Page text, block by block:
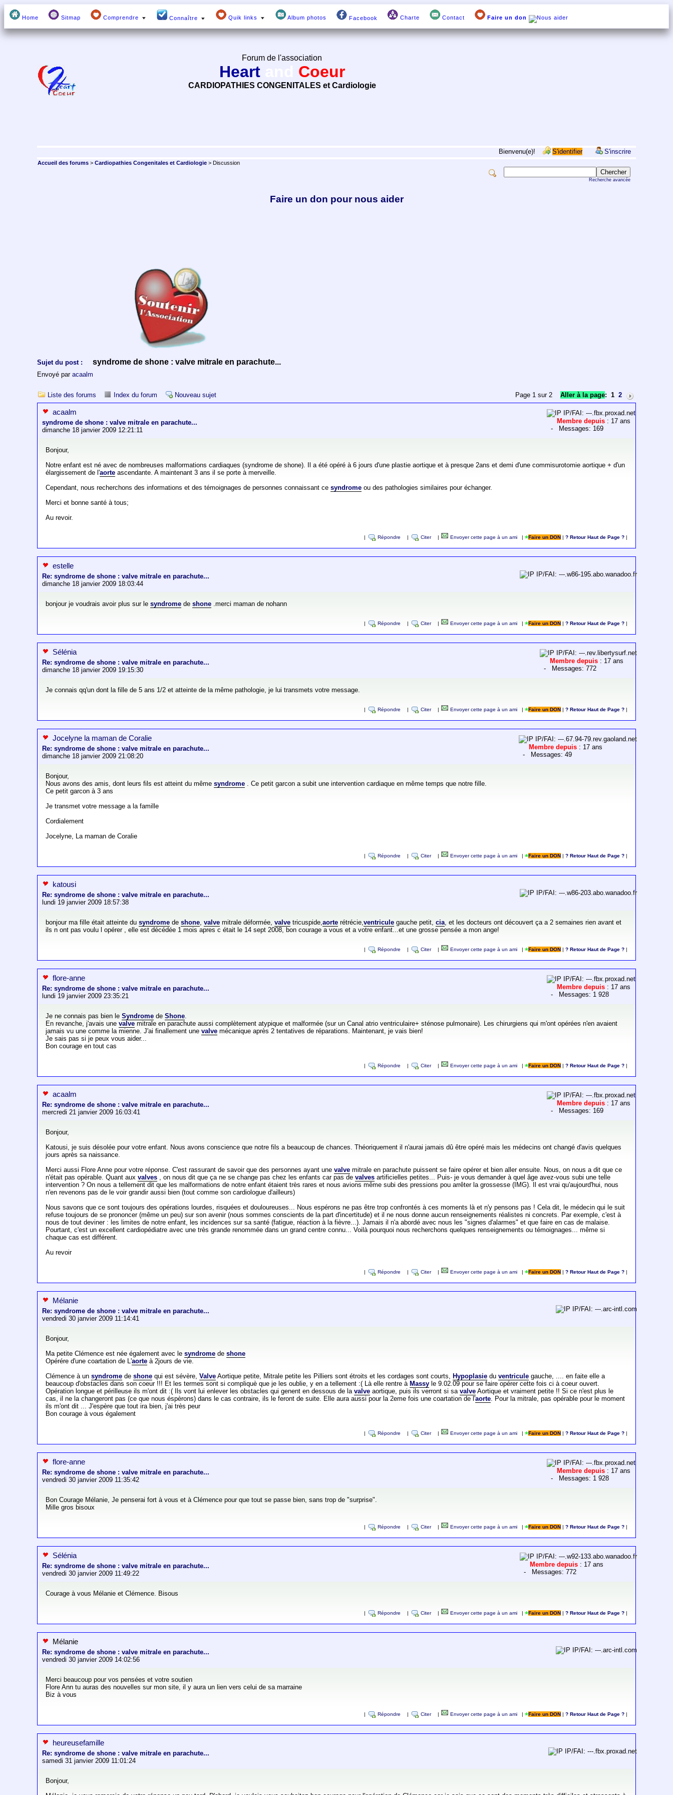
Home Sitmap Comprendre Connaître Quik links Album photos Facebook Charte Contact Faire un don
Forum de l'association
Heart Coeur
CARDIOPATHIES CONGENITALES et Cardiologie
Bienvenu(e)! S'identifier S'inscrire
Accueil des forums >Cardiopathies Congenitales et Cardiologie > Discussion
Recherche avancée
Faire un don pour nous aider
Sujet du post : syndrome de shone : valve mitrale en parachute...
Envoyé paracaalm
Liste des forums Index du forum Nouveau sujet Page 1 sur 2 Aller à la page: 1 2
acaalm
syndrome de shone : valve mitrale en parachute...
dimanche 18 janvier 2009 12:21:11
IP/FAI: ---.fbx.proxad.net
Membre depuis : 17 ans
- Messages: 169
Bonjour,
Notre enfant est né avec de nombreuses malformations cardiaques (syndrome de shone). Il a été opéré à 6 jours d'une plastie aortique et à presque 2ans et demi d'une commisurotomie aortique + d'un
élargissement de l'aorte ascendante. A maintenant 3 ans il se porte à merveille.
Cependant, nous recherchons des informations et des témoignages de personnes connaissant cesyndrome ou des pathologies similaires pour échanger.
Merci et bonne santé à tous;
Au revoir.
Répondre Citer Envoyer cette page à un ami| Faire un DON ? Retour Haut de Page ?|
estelle
Re: syndrome de shone : valve mitrale en parachute...
dimanche 18 janvier 2009 18:03:44
IP/FAI: ---.w86-195.abo.wanadoo.fr
bonjour je voudrais avoir plus sur lesyndrome deshone .merci maman de nohann
Répondre Citer Envoyer cette page à un ami| Faire un DON ? Retour Haut de Page ?|
Sélénia
Re: syndrome de shone : valve mitrale en parachute...
dimanche 18 janvier 2009 19:15:30
IP/FAI: ---.rev.libertysurf.net
Membre depuis : 17 ans
- Messages: 772
Je connais qq'un dont la fille de 5 ans 1/2 et atteinte de la même pathologie, je lui transmets votre message.
Répondre Citer Envoyer cette page à un ami| Faire un DON ? Retour Haut de Page ?|
Jocelyne la maman de Coralie
Re: syndrome de shone : valve mitrale en parachute...
dimanche 18 janvier 2009 21:08:20
IP/FAI: ---.67.94-79.rev.gaoland.net
Membre depuis : 17 ans
- Messages: 49
Bonjour,
Nous avons des amis, dont leurs fils est atteint du mêmesyndrome . Ce petit garcon a subit une intervention cardiaque en même temps que notre fille.
Ce petit garcon à 3 ans
Je transmet votre message a la famille
Cordialement
Jocelyne, La maman de Coralie
Répondre Citer Envoyer cette page à un ami| Faire un DON ? Retour Haut de Page ?|
katousi
Re: syndrome de shone : valve mitrale en parachute...
lundi 19 janvier 2009 18:57:38
IP/FAI: ---.w86-203.abo.wanadoo.fr
bonjour ma fille était atteinte dusyndrome deshone,valve mitrale déformée,valve tricuspide,aorte rétrécie,ventricule gauche petit,cia, et les docteurs ont découvert ça a 2 semaines rien avant et
ils n ont pas voulu l opérer , elle est décédée 1 mois apres c était le 14 sept 2008, bon courage a vous et a votre enfant...et une grosse pensée a mon ange!
Répondre Citer Envoyer cette page à un ami| Faire un DON ? Retour Haut de Page ?|
flore-anne
Re: syndrome de shone : valve mitrale en parachute...
lundi 19 janvier 2009 23:35:21
IP/FAI: ---.fbx.proxad.net
Membre depuis : 17 ans
- Messages: 1 928
Je ne connais pas bien leSyndrome deShone.
En revanche, j'avais unevalve mitrale en parachute aussi complètement atypique et malformée (sur un Canal atrio ventriculaire+ sténose pulmonaire). Les chirurgiens qui m'ont opérées n'en avaient
jamais vu une comme la mienne. J'ai finallement unevalve mécanique après 2 tentatives de réparations. Maintenant, je vais bien!
Je sais pas si je peux vous aider...
Bon courage en tout cas
Répondre Citer Envoyer cette page à un ami| Faire un DON ? Retour Haut de Page ?|
acaalm
Re: syndrome de shone : valve mitrale en parachute...
mercredi 21 janvier 2009 16:03:41
IP/FAI: ---.fbx.proxad.net
Membre depuis : 17 ans
- Messages: 169
Bonjour,
Katousi, je suis désolée pour votre enfant. Nous avons conscience que notre fils a beaucoup de chances. Théoriquement il n'aurai jamais dû être opéré mais les médecins ont changé d'avis quelques
jours après sa naissance.
Merci aussi Flore Anne pour votre réponse. C'est rassurant de savoir que des personnes ayant unevalve mitrale en parachute puissent se faire opérer et bien aller ensuite. Nous, on nous a dit que ce
n'était pas opérable. Quant auxvalves , on nous dit que ça ne se change pas chez les enfants car pas devalves artificielles petites... Puis- je vous demander à quel âge avez-vous subi une telle
intervention ? On nous a tellement dit que les malformations de notre enfant étaient très rares et nous avions même subi des pressions pou arrêter la grossesse (IMG). Il est vrai qu'aujourd'hui, nous
n'en revenons pas de le voir grandir aussi bien (tout comme son cardiologue d'ailleurs)
Nous savons que ce sont toujours des opérations lourdes, risquées et douloureuses... Nous espérons ne pas être trop confrontés à ces moments là et n'y pensons pas ! Cela dit, le médecin qui le suit
refuse toujours de se prononcer (même un peu) sur son avenir (nous sommes conscients de la part d'incertitude) et il ne nous donne aucun renseignements réalistes ni concrets. Par exemple, c'est à
nous de tout deviner : les limites de notre enfant, les incidences sur sa santé (fatigue, réaction à la fièvre...). Jamais il n'a abordé avec nous les "signes d'alarmes" et que faire en cas de malaise.
Pourtant, c'est un excellent cardiopédiatre avec une très grande renommée dans un grand centre connu... Voilà pourquoi nous recherchons quelques renseignements ou témoignages... même si
chaque cas est différent.
Au revoir
Répondre Citer Envoyer cette page à un ami| Faire un DON ? Retour Haut de Page ?|
Mélanie
Re: syndrome de shone : valve mitrale en parachute...
vendredi 30 janvier 2009 11:14:41
IP/FAI: ---.arc-intl.com
Bonjour,
Ma petite Clémence est née également avec lesyndrome deshone
Opérére d'une coartation de L'aorte à 2jours de vie.
Clémence à unsyndrome deshone qui est sévère,Valve Aortique petite, Mitrale petite les Pilliers sont étroits et les cordages sont courts, Hypoplasie duventricule gauche, .... en faite elle a
beaucoup d'obstacles dans son coeur !!! Et les termes sont si compliquè que je les oublie, y en a tellement :( Là elle rentre à Massy le 9.02.09 pour se faire opérer cette fois ci à coeur ouvert.
Opération longue et périlleuse ils m'ont dit :( Ils vont lui enlever les obstacles qui genent en dessous de lavalve aortique, puis ils verront si savalve Aortique et vraiment petite !! Si ce n'est plus le
cas, il ne la changeront pas (ce que nous éspèrons) dans le cas contraire, ils le feront de suite. Elle aura aussi pour la 2eme fois une coartation de l'aorte. Pour la mitrale, pas opérable pour le moment
ils m'ont dit ... J'espère que tout ira bien, j'ai très peur
Bon courage à vous également
Répondre Citer Envoyer cette page à un ami| Faire un DON ? Retour Haut de Page ?|
flore-anne
Re: syndrome de shone : valve mitrale en parachute...
vendredi 30 janvier 2009 11:35:42
IP/FAI: ---.fbx.proxad.net
Membre depuis : 17 ans
- Messages: 1 928
Bon Courage Mélanie, Je penserai fort à vous et à Clémence pour que tout se passe bien, sans trop de "surprise".
Mille gros bisoux
Répondre Citer Envoyer cette page à un ami| Faire un DON ? Retour Haut de Page ?|
Sélénia
Re: syndrome de shone : valve mitrale en parachute...
vendredi 30 janvier 2009 11:49:22
IP/FAI: ---.w92-133.abo.wanadoo.fr
Membre depuis : 17 ans
- Messages: 772
Courage à vous Mélanie et Clémence. Bisous
Répondre Citer Envoyer cette page à un ami| Faire un DON ? Retour Haut de Page ?|
Mélanie
Re: syndrome de shone : valve mitrale en parachute...
vendredi 30 janvier 2009 14:02:56
IP/FAI: ---.arc-intl.com
Merci beaucoup pour vos pensées et votre soutien
Flore Ann tu auras des nouvelles sur mon site, il y aura un lien vers celui de sa marraine
Biz à vous
Répondre Citer Envoyer cette page à un ami| Faire un DON ? Retour Haut de Page ?|
heureusefamille
Re: syndrome de shone : valve mitrale en parachute...
samedi 31 janvier 2009 11:01:24
IP/FAI: ---.fbx.proxad.net
Bonjour,